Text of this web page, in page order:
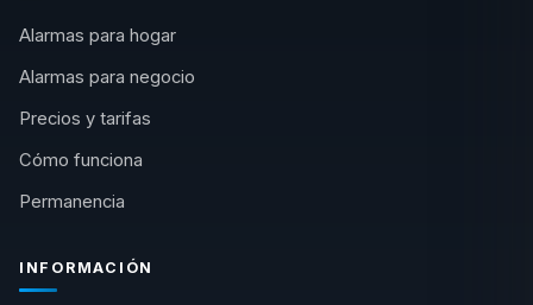
Alarmas para hogar
Alarmas para negocio
Precios y tarifas
Cómo funciona
Permanencia
INFORMACIÓN